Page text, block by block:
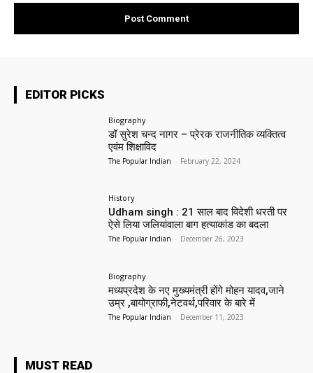
EDITOR PICKS
Biography
डॉ सुरेश चन्द नागर – प्रेरक राजनीतिक व्यक्तित्व
एवंम शिक्षाविद
The Popular Indian - February 22, 2024
History
Udham singh : 21 साल बाद विदेशी धरती पर
ऐसे लिया जलियांवाला बाग हत्याकांड का बदला
The Popular Indian - December 26, 2023
Biography
मध्यप्रदेश के नए मुख्यमंत्री होंगे मोहन यादव,जाने
उम्र ,बायोग्राफी,नेटवर्थ,परिवार के बारे में
The Popular Indian - December 11, 2023
MUST READ